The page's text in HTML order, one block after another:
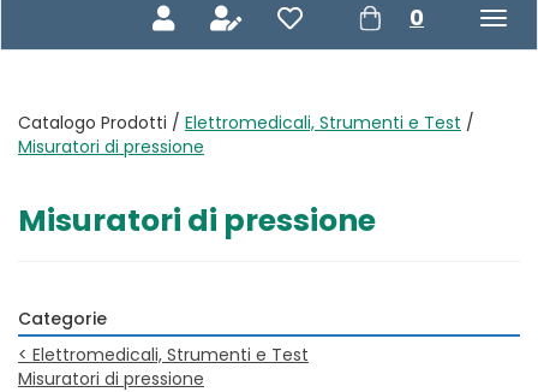
0 prodotti
inseriti
Catalogo Prodotti / Elettromedicali, Strumenti e Test /
Misuratori di pressione
Misuratori di pressione
Categorie
< Elettromedicali, Strumenti e Test
Misuratori di pressione